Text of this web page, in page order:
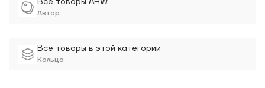
Автор
Все товары в этой категории
Кольца